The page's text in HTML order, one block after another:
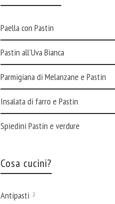
Paella con Pastin
Pastin all’Uva Bianca
Parmigiana di Melanzane e Pastin
Insalata di farro e Pastin
Spiedini Pastin e verdure
Cosa cucini?
Antipasti 2